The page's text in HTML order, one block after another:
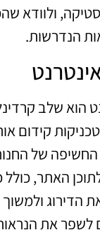
ולוודא
הנדרשות.
הוא שלב
החשיפה של
האתר, כולל
הדירוג
לשפר את